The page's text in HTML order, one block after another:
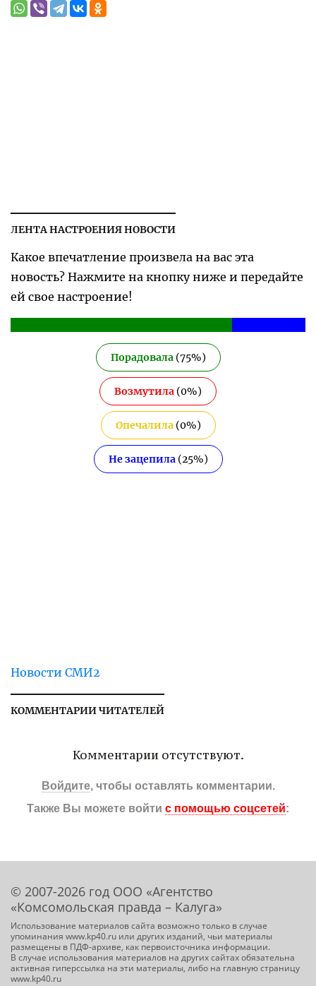
ЛЕНТА НАСТРОЕНИЯ НОВОСТИ
Какое впечатление произвела на вас эта
новость? Нажмите на кнопку ниже и передайте
ей свое настроение!
Порадовала(75%)
Возмутила (0%)
Опечалила(0%)
Не зацепила(25%)
Новости СМИ2
КОММЕНТАРИИ ЧИТАТЕЛЕЙ
Комментарии отсутствуют.
Войдите, чтобы оставлять комментарии.
Также Вы можете войти с помощью соцсетей:
© 2007-2026 год ООО «Агентство
«Комсомольская правда – Калуга»
Использование материалов сайта возможно только в случае
упоминания www.kp40.ru или других изданий, чьи материалы
размещены в ПДФ-архиве, как первоисточника информации.
В случае использования материалов на других сайтах обязательна
активная гиперссылка на эти материалы, либо на главную страницу
www.kp40.ru